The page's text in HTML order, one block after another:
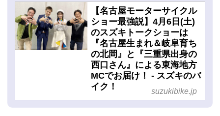
【名古屋モーターサイクル
ショー最強説】4月6日(土)
のスズキトークショーは
『名古屋生まれ＆岐阜育ち
の北岡』と『三重県出身の
西口さん』による東海地方
MCでお届け！ - スズキのバ
イク！
suzukibike.jp